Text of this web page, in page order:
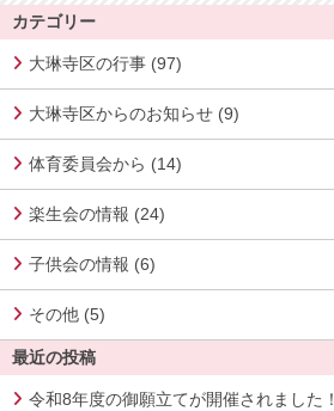
カテゴリー
大琳寺区の行事 (97)
大琳寺区からのお知らせ (9)
体育委員会から (14)
楽生会の情報 (24)
子供会の情報 (6)
その他 (5)
最近の投稿
令和8年度の御願立てが開催されました！